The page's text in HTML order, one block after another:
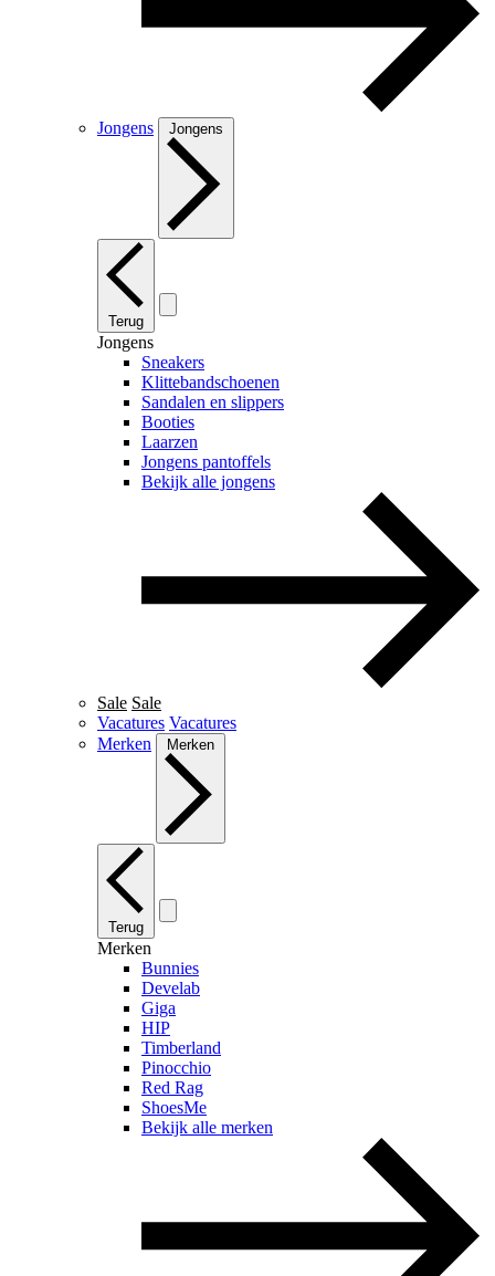
Jongens Jongens
Terug
Jongens
Sneakers
Klittebandschoenen
Sandalen en slippers
Booties
Laarzen
Jongens pantoffels
Bekijk alle jongens
Sale Sale
Vacatures Vacatures
Merken
Merken
Terug
Merken
Bunnies
Develab
Giga
HIP
Timberland
Pinocchio
Red Rag
ShoesMe
Bekijk alle merken